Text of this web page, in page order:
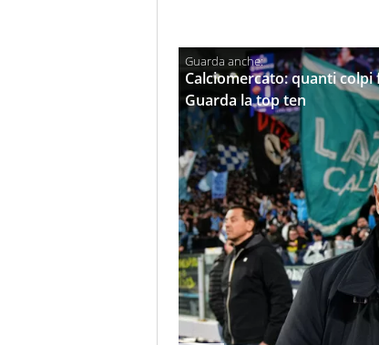
Calciomercato: quanti
Guarda la top ten